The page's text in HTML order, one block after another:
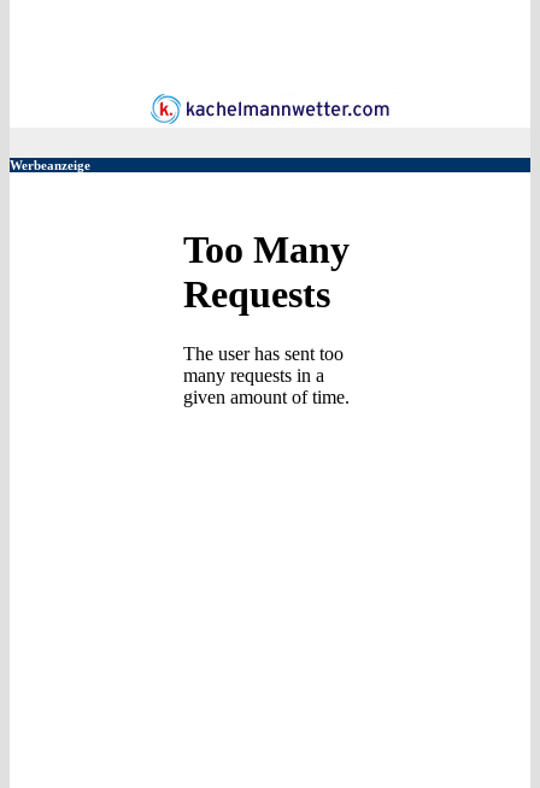
Werbeanzeige